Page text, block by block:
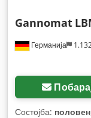
Германија
Gannomat
Состојба: половен